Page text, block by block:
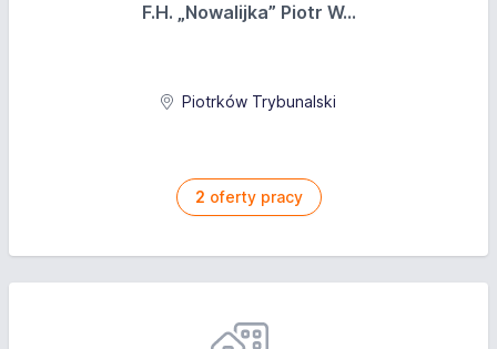
F.H. „Nowalijka” Piotr W...
Piotrków Trybunalski
2 oferty pracy